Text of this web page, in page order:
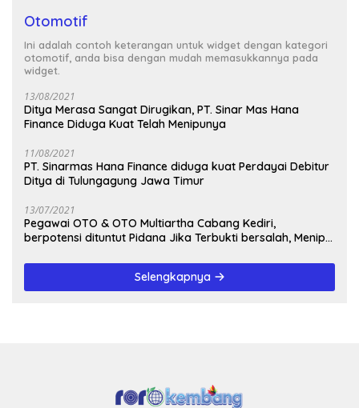
Otomotif
Ini adalah contoh keterangan untuk widget dengan kategori
otomotif, anda bisa dengan mudah memasukkannya pada
widget.
13/08/2021
Ditya Merasa Sangat Dirugikan, PT. Sinar Mas Hana
Finance Diduga Kuat Telah Menipunya
11/08/2021
PT. Sinarmas Hana Finance diduga kuat Perdayai Debitur
Ditya di Tulungagung Jawa Timur
13/07/2021
Pegawai OTO & OTO Multiartha Cabang Kediri,
berpotensi dituntut Pidana Jika Terbukti bersalah, Menipu
Selengkapnya